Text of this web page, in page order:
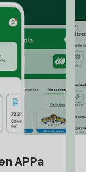
APPa